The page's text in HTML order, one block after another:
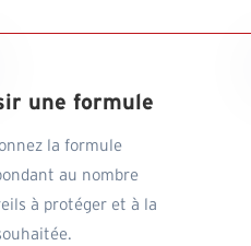
une formule
la formule
au nombre
à protéger et à la